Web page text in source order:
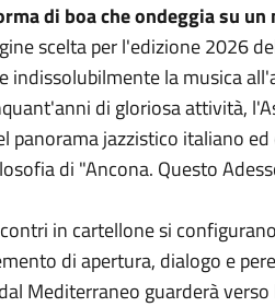
di boa che ondeggia su un
scelta per l'edizione 2026
indissolubilmente la musica
di gloriosa attività,
panorama jazzistico italiano
di "Ancona. Questo
in cartellone si
di apertura, dialogo e
Mediterraneo guarderà verso